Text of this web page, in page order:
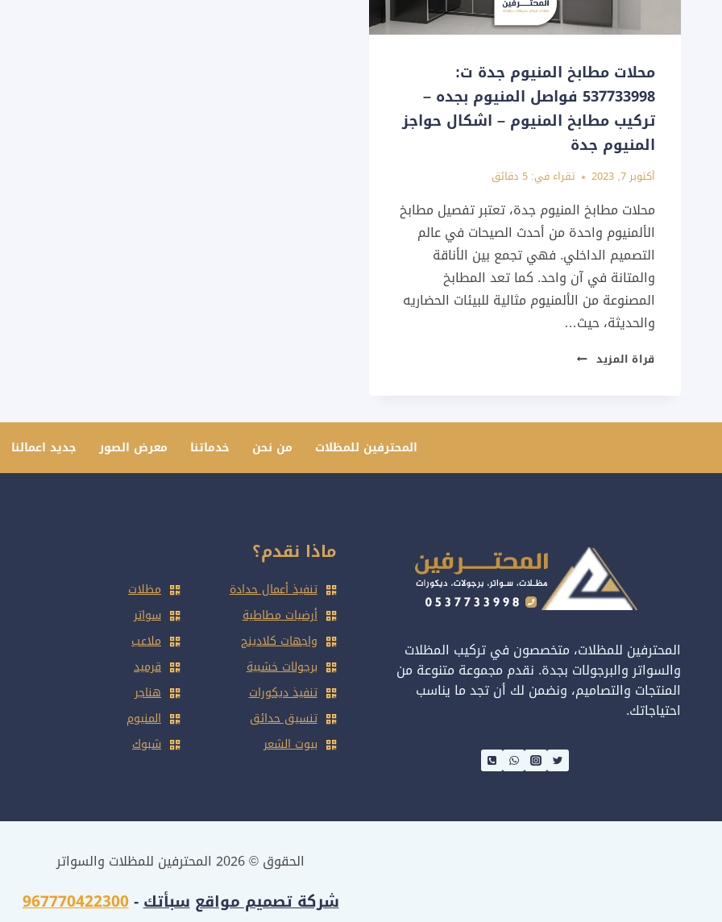
محلات مطابخ المنيوم جدة ت:
537733998 فواصل المنيوم بجده –
تركيب مطابخ المنيوم – اشكال حواجز
المنيوم جدة
أكتوبر 7, 2023 تقراء في: دقائق
محلات مطابخ المنيوم جدة، تعتبر تفصيل مطابخ
الألمنيوم واحدة من أحدث الصيحات في عالم
التصميم الداخلي. فهي تجمع بين الأناقة
والمتانة في آن واحد. كما تعد المطابخ
المصنوعة من الألمنيوم مثالية للبيئات الحضاريه
والحديثة، حيث…
قراة المزيد محلات
مطابخ
المنيوم
–
اشكال
المنيوم
جدة
المحترفين للمظلات من نحن خدماتنا معرض الصور جديد اعمالنا
المحترفين للمظلات، متخصصون في تركيب المظلات
والسواتر والبرجولات بجدة. نقدم مجموعة متنوعة من
المنتجات والتصاميم، ونضمن لك أن تجد ما يناسب
احتياجاتك.
ماذا نقدم؟
تنفيذ أعمال حدادة
مظلات
أرضيات مطاطية
سواتر
واجهات كلادينج
ملاعب
برجولات خشبية
قرميد
تنفيذ ديكورات
هناجر
تنسيق حدائق
المنيوم
بيوت الشعر
شبوك
الحقوق © 2026 المحترفين للمظلات والسواتر
شركة تصميم مواقع سبأتك-
967770422300